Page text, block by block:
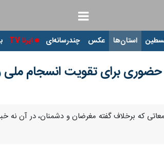
استان‌ها عکس چندرسانه‌ای ایرنا TV
برای تقویت انسجام ملی